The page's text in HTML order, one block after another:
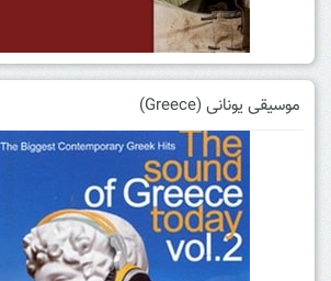
موسیقی یونانی (Greece)